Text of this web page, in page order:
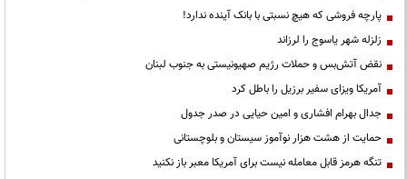
پارچه فروشی که هیچ نسبتی با بانک آینده ندارد!
زلزله شهر یاسوج را لرزاند
نقض آتش‌بس و حملات رژیم صهیونیستی به جنوب لبنان
آمریکا ویزای سفیر برزیل را باطل کرد
جدال بهرام افشاری و امین حیایی در صدر جدول
حمایت از هشت هزار نوآموز سیستان و بلوچستانی
تنگه هرمز قابل معامله نیست برای آمریکا معبر باز نکنید